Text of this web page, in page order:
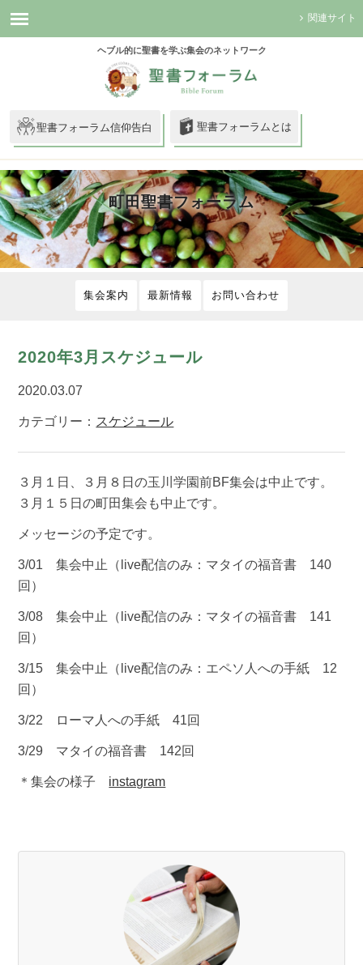
関連サイト
ヘブル的に聖書を学ぶ集会のネットワーク
聖書フォーラム信仰告白 聖書フォーラムとは
町田聖書フォーラム
集会案内 最新情報 お問い合わせ
2020年3月スケジュール
2020.03.07
カテゴリー： スケジュール
３月１日、３月８日の玉川学園前BF集会は中止です。
３月１５日の町田集会も中止です。
メッセージの予定です。
3/01 集会中止（live配信のみ：マタイの福音書 140
回）
3/08 集会中止（live配信のみ：マタイの福音書 141
回）
3/15 集会中止（live配信のみ：エペソ人への手紙 12
回）
3/22 ローマ人への手紙 41回
3/29 マタイの福音書 142回
＊集会の様子 instagram